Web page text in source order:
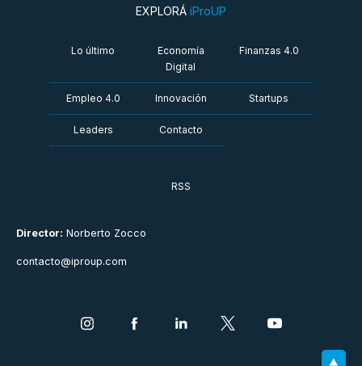
Director: Norberto Zocco
contacto@iproup.com
EXPLORÁ iProUP
Lo último
Economía
Digital
Finanzas 4.0
Empleo 4.0 Innovación Startups
Leaders Contacto
RSS